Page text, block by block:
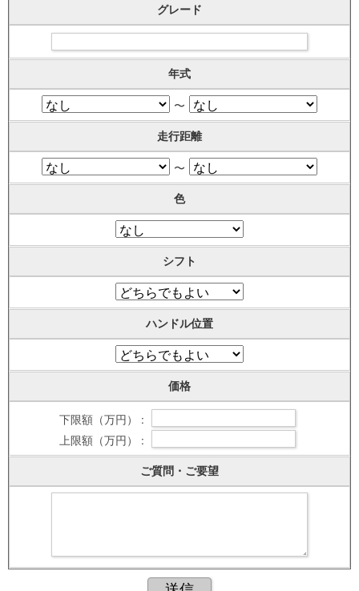
グレード
年式
〜
走行距離
〜
色
シフト
ハンドル位置
価格
下限額（万円） :
上限額（万円） :
ご質問・ご要望